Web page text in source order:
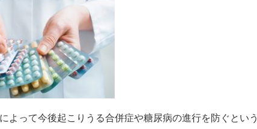
よって今後起こりうる合併症や糖尿病の進行を防ぐという